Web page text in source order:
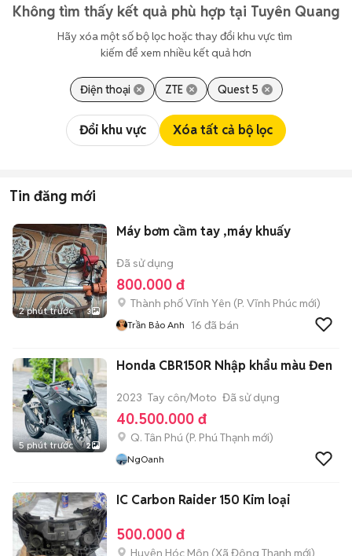
Không tìm thấy kết quả phù hợp tại Tuyên Quang
Hãy xóa một số bộ lọc hoặc thay đổi khu vực tìm
kiếm để xem nhiều kết quả hơn
Điện thoại ZTE Quest 5
Đổi khu vực Xóa tất cả bộ lọc
Tin đăng mới
2 phút trước 3
Máy bơm cầm tay ,máy khuấy
Đã sử dụng
800.000 đ
Thành phố Vĩnh Yên (P. Vĩnh Phúc mới)
Trần Bảo Anh 16 đã bán
5 phút trước 2
Honda CBR150R Nhập khẩu màu Đen
2023 Tay côn/Moto Đã sử dụng
40.500.000 đ
Q. Tân Phú (P. Phú Thạnh mới)
NgOanh
IC Carbon Raider 150 Kim loại
500.000 đ
Huyện Hóc Môn (Xã Đông Thạnh mới)